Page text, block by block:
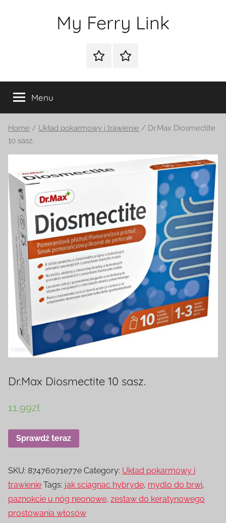
My Ferry Link
Sklep Blog
Menu
Home / Układ pokarmowy i trawienie / Dr.Max Diosmectite
10 sasz.
Dr.Max Diosmectite 10 sasz.
11,99zł
Sprawdź teraz
SKU: 87476071e77e Category: Układ pokarmowy i
trawienie Tags: jak sciagnac hybryde, mydlo do brwi,
paznokcie u nóg neonowe, zestaw do keratynowego
prostowania włosów